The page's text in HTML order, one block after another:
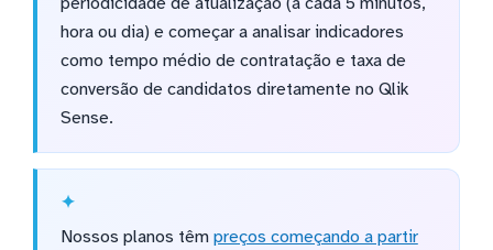
hora ou dia) e começar a analisar indicadores
como tempo médio de contratação e taxa de
conversão de candidatos diretamente no Qlik
Sense.
Nossos planos têm preços começando a partir